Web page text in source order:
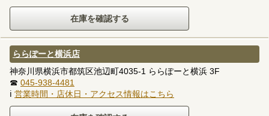
ららぽーと横浜店
神奈川県横浜市都筑区池辺町4035-1 ららぽーと横浜 3F
☎ 045-938-4481
ℹ 営業時間・店休日・アクセス情報はこちら